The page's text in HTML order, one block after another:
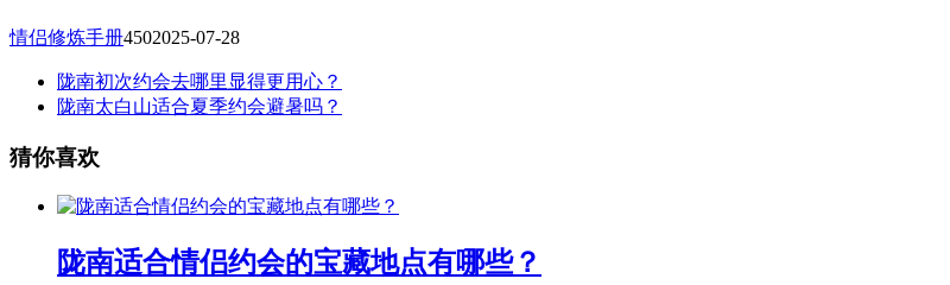
情侣修炼手册4502025-07-28
陇南初次约会去哪里显得更用心？
陇南太白山适合夏季约会避暑吗？
猜你喜欢
陇南适合情侣约会的宝藏地点有哪些？